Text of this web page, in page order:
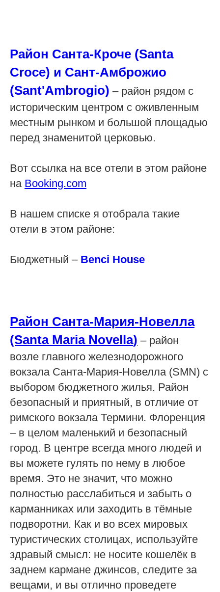
Район Санта-Кроче (Santa
Croce) и Сант-Амброжио
(Sant'Ambrogio) – район рядом с
историческим центром с оживленным
местным рынком и большой площадью
перед знаменитой церковью.
Вот ссылка на все отели в этом районе
на Booking.com
В нашем списке я отобрала такие
отели в этом районе:
Бюджетный – Benci House
Район Санта-Мария-Новелла
(Santa Maria Novella) – район
возле главного железнодорожного
вокзала Санта-Мария-Новелла (SMN) с
выбором бюджетного жилья. Район
безопасный и приятный, в отличие от
римского вокзала Термини. Флоренция
– в целом маленький и безопасный
город. В центре всегда много людей и
вы можете гулять по нему в любое
время. Это не значит, что можно
полностью расслабиться и забыть о
карманниках или заходить в тёмные
подворотни. Как и во всех мировых
туристических столицах, используйте
здравый смысл: не носите кошелёк в
заднем кармане джинсов, следите за
вещами, и вы отлично проведете